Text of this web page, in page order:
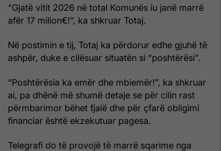
“Gjatë vitit 2026 në total Komunës iu janë marrë
afër 17 milion€!”, ka shkruar Totaj.
Në postimin e tij, Totaj ka përdorur edhe gjuhë të
ashpër, duke e cilësuar situatën si “poshtërësi”.
“Poshtërësia ka emër dhe mbiemër!”, ka shkruar
ai, pa dhënë më shumë detaje se për cilin rast
përmbarimor bëhet fjalë dhe për çfarë obligimi
financiar është ekzekutuar pagesa.
Telegrafi do të provojë të marrë sqarime nga